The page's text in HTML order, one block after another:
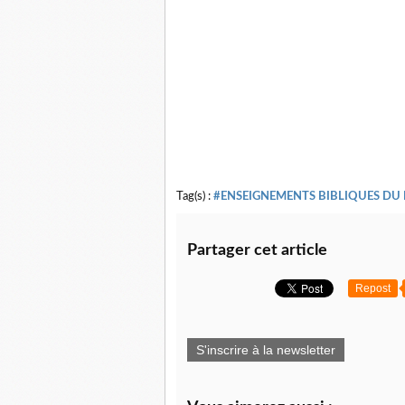
Tag(s) : #ENSEIGNEMENTS BIBLIQUES DU
Partager cet article
Repost
S'inscrire à la newsletter